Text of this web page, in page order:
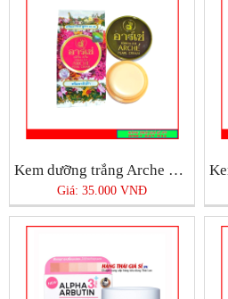
Kem dưỡng trắng Arche Thái Lan
Giá: 35.000 VNĐ